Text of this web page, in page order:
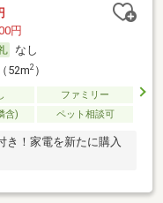
円
なし
52m2）
ファミリー
含) ペット相談可
き！家電を新たに購入